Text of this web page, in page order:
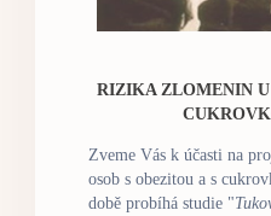
RIZIKA ZLOMENIN U
Zveme Vás k účasti na
osob s obezitou a s
době probíhá studie "